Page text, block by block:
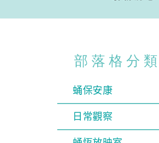
部落格分類
蛹保安康
日常觀察